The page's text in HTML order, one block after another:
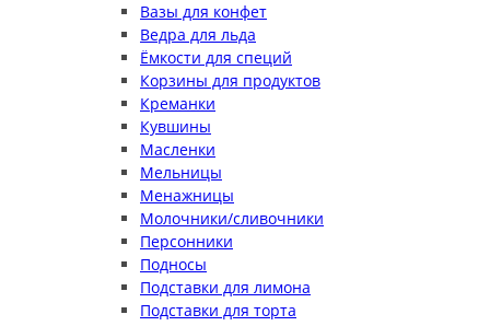
Вазы для конфет
Ведра для льда
Ёмкости для специй
Корзины для продуктов
Креманки
Кувшины
Масленки
Мельницы
Менажницы
Молочники/сливочники
Персонники
Подносы
Подставки для лимона
Подставки для торта